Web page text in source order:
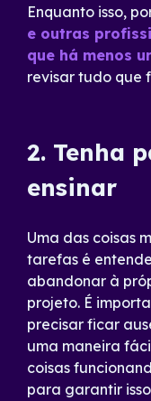
Enquanto isso,
e outras
que há menos
revisar tudo que
2. Tenha
ensinar
Uma das coisas
tarefas é
abandonar à
projeto. É
precisar ficar
uma maneira
coisas
para garantir